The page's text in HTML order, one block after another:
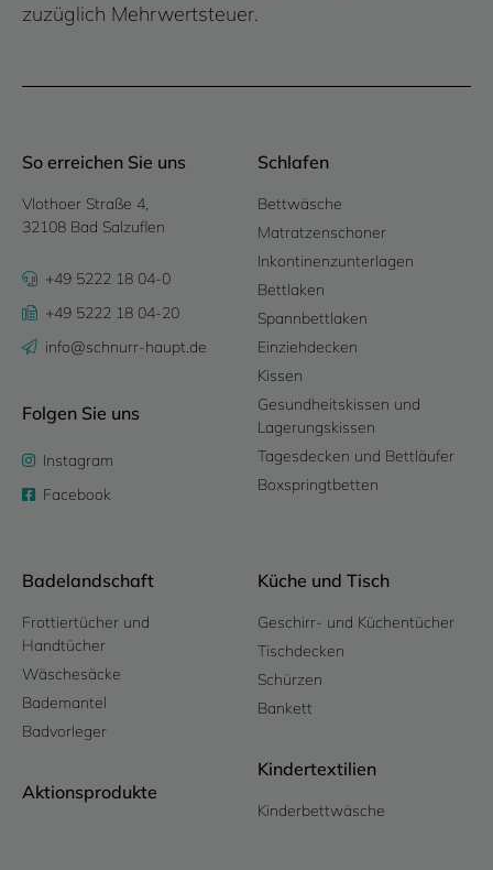
zuzüglich Mehrwertsteuer.
So erreichen Sie uns
Vlothoer Straße 4,
32108 Bad Salzuflen
+49 5222 18 04-0
+49 5222 18 04-20
info@schnurr-haupt.de
Folgen Sie uns
Instagram
Facebook
Schlafen
Bettwäsche
Matratzenschoner
Inkontinenzunterlagen
Bettlaken
Spannbettlaken
Einziehdecken
Kissen
Gesundheitskissen und
Lagerungskissen
Tagesdecken und Bettläufer
Boxspringtbetten
Badelandschaft
Frottiertücher und
Handtücher
Wäschesäcke
Bademantel
Badvorleger
Aktionsprodukte
Küche und Tisch
Geschirr- und Küchentücher
Tischdecken
Schürzen
Bankett
Kindertextilien
Kinderbettwäsche